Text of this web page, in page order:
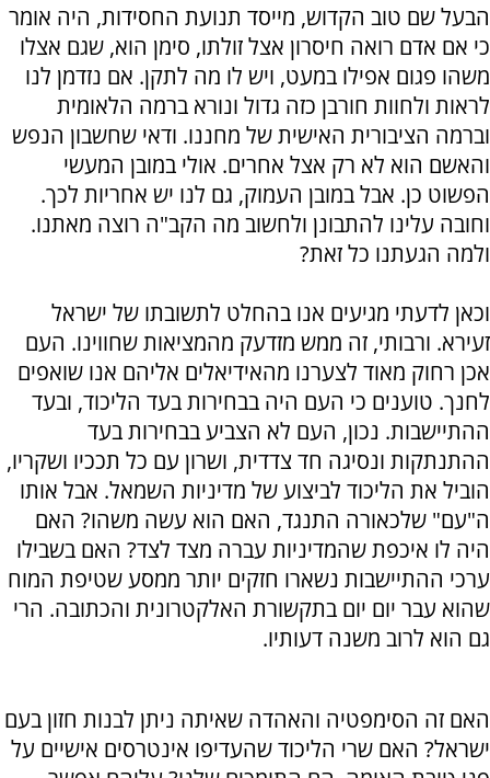
הבעל שם טוב הקדוש, מייסד תנועת החסידות, היה אומר
כי אם אדם רואה חיסרון אצל זולתו, סימן הוא, שגם אצלו
משהו פגום אפילו במעט, ויש לו מה לתקן. אם נזדמן לנו
לראות ולחוות חורבן כזה גדול ונורא ברמה הלאומית
וברמה הציבורית האישית של מחננו. ודאי שחשבון הנפש
והאשם הוא לא רק אצל אחרים. אולי במובן המעשי
הפשוט כן. אבל במובן העמוק, גם לנו יש אחריות לכך.
וחובה עלינו להתבונן ולחשוב מה הקב"ה רוצה מאתנו.
ולמה הגעתנו כל זאת?
וכאן לדעתי מגיעים אנו בהחלט לתשובתו של ישראל
זעירא. ורבותי, זה ממש מזדעק מהמציאות שחווינו. העם
אכן רחוק מאוד לצערנו מהאידיאלים אליהם אנו שואפים
לחנך. טוענים כי העם היה בבחירות בעד הליכוד, ובעד
ההתיישבות. נכון, העם לא הצביע בבחירות בעד
ההתנתקות ונסיגה חד צדדית, ושרון עם כל תככיו ושקריו,
הוביל את הליכוד לביצוע של מדיניות השמאל. אבל אותו
ה"עם" שלכאורה התנגד, האם הוא עשה משהו? האם
היה לו איכפת שהמדיניות עברה מצד לצד? האם בשבילו
ערכי ההתיישבות נשארו חזקים יותר ממסע שטיפת המוח
שהוא עבר יום יום בתקשורת האלקטרונית והכתובה. הרי
גם הוא לרוב משנה דעותיו.
האם זה הסימפטיה והאהדה שאיתה ניתן לבנות חזון בעם
ישראל? האם שרי הליכוד שהעדיפו אינטרסים אישיים על